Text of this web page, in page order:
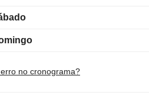
no cronograma?